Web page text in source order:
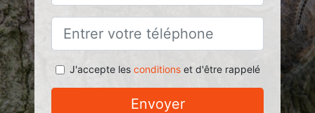
J'accepte les conditionset d'être rappelé
Envoyer